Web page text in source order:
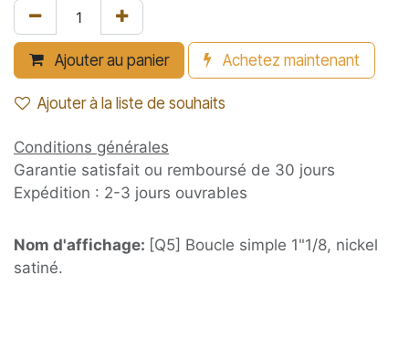
Ajouter au panier Achetez maintenant
Ajouter à la liste de souhaits
Conditions générales
Garantie satisfait ou remboursé de 30 jours
Expédition : 2-3 jours ouvrables
Nom d'affichage: [Q5] Boucle simple 1"1/8, nickel
satiné.